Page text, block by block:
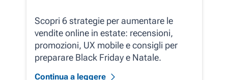
Scopri 6 strategie per aumentare le
vendite online in estate: recensioni,
promozioni, UX mobile e consigli per
preparare Black Friday e Natale.
Continua a leggere